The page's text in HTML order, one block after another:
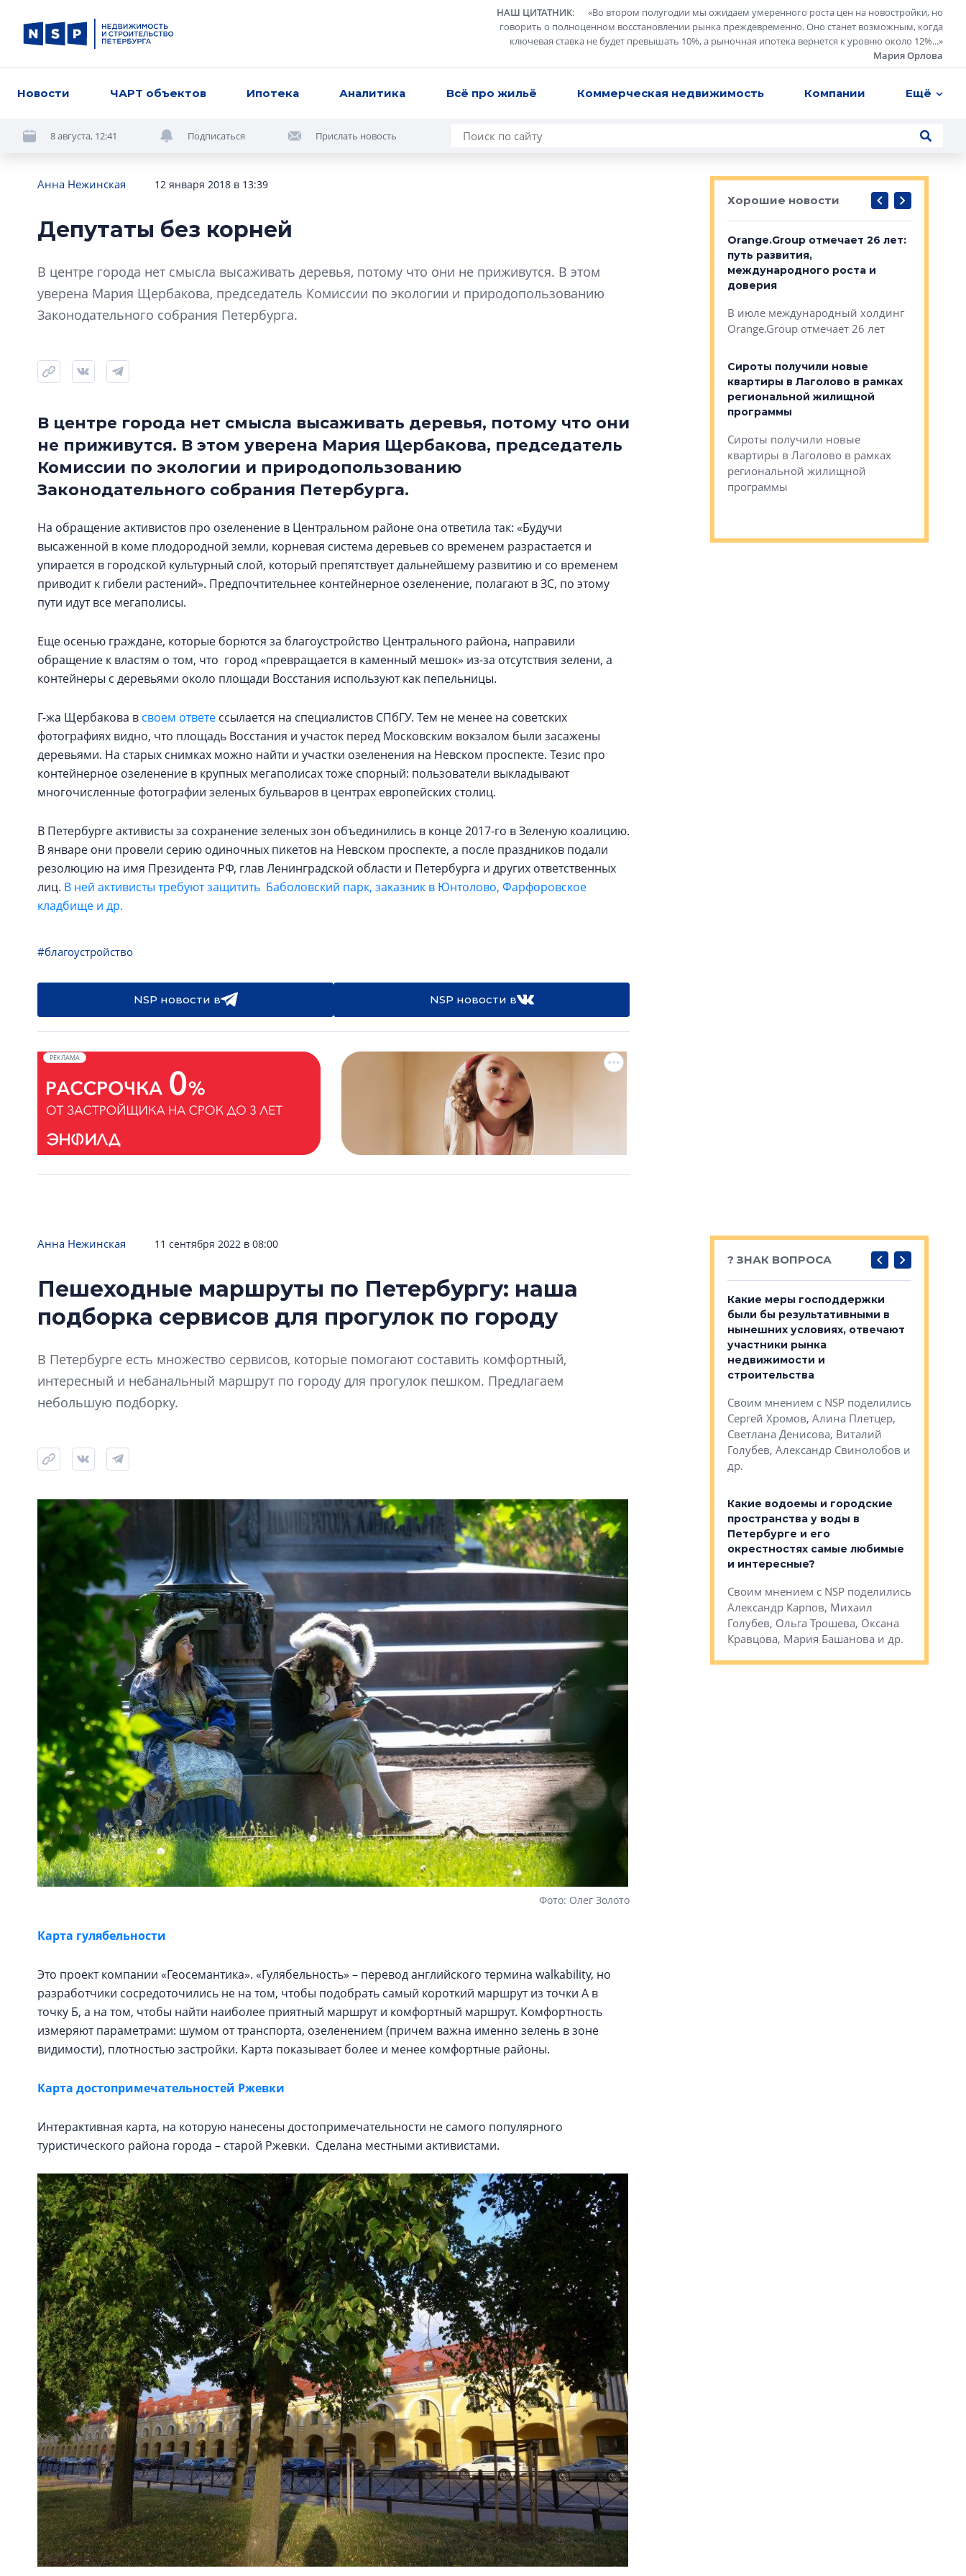
НАШ ЦИТАТНИК: «Во втором полугодии мы ожидаем умеренного роста цен на новостройки, но
говорить о полноценном восстановлении рынка преждевременно. Оно станет возможным, когда
ключевая ставка не будет превышать 10%, а рыночная ипотека вернется к уровню около 12%...»
Мария Орлова
Новости ЧАРТ объектов Ипотека Аналитика Всё про жильё Коммерческая недвижимость Компании Ещё
8 августа, 12:41 Подписаться Прислать новость
Анна Нежинская 12 января 2018 в 13:39
Депутаты без корней
В центре города нет смысла высаживать деревья, потому что они не приживутся. В этом
уверена Мария Щербакова, председатель Комиссии по экологии и природопользованию
Законодательного собрания Петербурга.
В центре города нет смысла высаживать деревья, потому что они
не приживутся. В этом уверена Мария Щербакова, председатель
Комиссии по экологии и природопользованию
Законодательного собрания Петербурга.
На обращение активистов про озеленение в Центральном районе она ответила так: «Будучи
высаженной в коме плодородной земли, корневая система деревьев со временем разрастается и
упирается в городской культурный слой, который препятствует дальнейшему развитию и со временем
приводит к гибели растений». Предпочтительнее контейнерное озеленение, полагают в ЗС, по этому
пути идут все мегаполисы.
Еще осенью граждане, которые борются за благоустройство Центрального района, направили
обращение к властям о том, что город «превращается в каменный мешок» из-за отсутствия зелени, а
контейнеры с деревьями около площади Восстания используют как пепельницы.
Г-жа Щербакова в своем ответе ссылается на специалистов СПбГУ. Тем не менее на советских
фотографиях видно, что площадь Восстания и участок перед Московским вокзалом были засажены
деревьями. На старых снимках можно найти и участки озеленения на Невском проспекте. Тезис про
контейнерное озеленение в крупных мегаполисах тоже спорный: пользователи выкладывают
многочисленные фотографии зеленых бульваров в центрах европейских столиц.
В Петербурге активисты за сохранение зеленых зон объединились в конце 2017-го в Зеленую коалицию.
В январе они провели серию одиночных пикетов на Невском проспекте, а после праздников подали
резолюцию на имя Президента РФ, глав Ленинградской области и Петербурга и других ответственных
лиц. В ней активисты требуют защитить Баболовский парк, заказник в Юнтолово, Фарфоровское
кладбище и др.
#благоустройство
NSP новости в NSP новости в
РЕКЛАМА
Хорошие новости
девятый сезон творческого
В Красногвардейском районе
Петербурга появился еще один
Orange.Group отмечает 26 лет:
путь развития,
международного роста и
доверия
В июле международный холдинг
Orange.Group отмечает 26 лет
Сироты получили новые
квартиры в Лаголово в рамках
региональной жилищной
программы
Сироты получили новые
квартиры в Лаголово в рамках
региональной жилищной
программы
Анна Нежинская 11 сентября 2022 в 08:00
Пешеходные маршруты по Петербургу: наша
подборка сервисов для прогулок по городу
В Петербурге есть множество сервисов, которые помогают составить комфортный,
интересный и небанальный маршрут по городу для прогулок пешком. Предлагаем
небольшую подборку.
Фото: Олег Золото
Карта гулябельности
Это проект компании «Геосемантика». «Гулябельность» – перевод английского термина walkability, но
разработчики сосредоточились не на том, чтобы подобрать самый короткий маршрут из точки А в
точку Б, а на том, чтобы найти наиболее приятный маршрут и комфортный маршрут. Комфортность
измеряют параметрами: шумом от транспорта, озеленением (причем важна именно зелень в зоне
видимости), плотностью застройки. Карта показывает более и менее комфортные районы.
Карта достопримечательностей Ржевки
Интерактивная карта, на которую нанесены достопримечательности не самого популярного
туристического района города – старой Ржевки. Сделана местными активистами.
? ЗНАК ВОПРОСА
Разрыв цен между первичкой и
вторичкой: что это значит для
рынка?
Разрыв цен между первичкой и
рынка? Своим мнением об этом
специальности и компетенции
в сфере девелопмента и
строительства?
Своим мнением с NSP поделились
Валентина Калинина, Анжелика
Свинолобов, Александр Кравцов,
Какие меры господдержки
были бы результативными в
нынешних условиях, отвечают
участники рынка
недвижимости и
строительства
Своим мнением с NSP поделились
Сергей Хромов, Алина Плетцер,
Светлана Денисова, Виталий
Голубев, Александр Свинолобов и
др.
Какие водоемы и городские
пространства у воды в
Петербурге и его
окрестностях самые любимые
и интересные?
Своим мнением с NSP поделились
Александр Карпов, Михаил
Голубев, Ольга Трошева, Оксана
Кравцова, Мария Башанова и др.